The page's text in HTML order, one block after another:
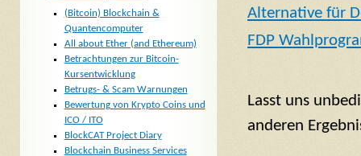
Alternative für
FDP
Lasst uns
anderen
(Bitcoin) Blockchain &
Quantencomputer
All about Ether (and Ethereum)
Betrachtungen zur Bitcoin-
Kursentwicklung
Betrugs- & Scam Warnungen
Bewertung von Krypto Coins und
ICO / ITO
BlockCAT Project Diary
Blockchain Business Services